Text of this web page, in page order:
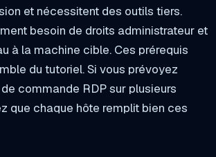
et nécessitent des outils tiers.
besoin de droits administrateur et
à la machine cible. Ces prérequis
du tutoriel. Si vous prévoyez
commande RDP sur plusieurs
que chaque hôte remplit bien ces